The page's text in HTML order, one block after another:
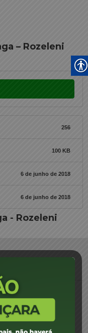
– Rozeleni
256
100 KB
6 de junho de 2018
6 de junho de 2018
- Rozeleni